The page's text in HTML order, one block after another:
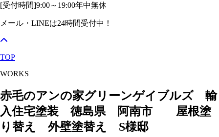
[受付時間]9:00～19:00年中無休
メール・LINEは24時間受付中！
TOP
WORKS
赤毛のアンの家グリーンゲイブルズ 輸
入住宅塗装 徳島県 阿南市 屋根塗
り替え 外壁塗替え S様邸